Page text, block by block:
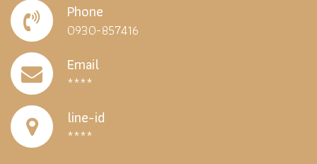
Phone
0930-857416
Email
****
line-id
****